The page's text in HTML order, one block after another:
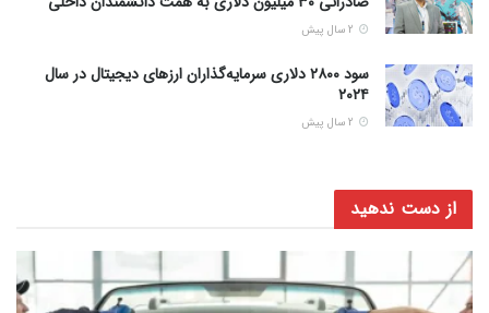
سود ۲۸۰۰ دلاری سرمایه‌گذاران ارزهای دیجیتال در سال
۲۰۲۴
از دست ندهید